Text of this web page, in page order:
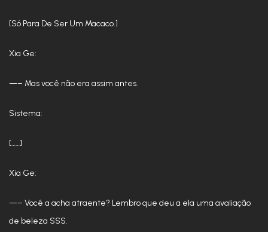
[Só Para De Ser Um Macaco.]
Xia Ge:
—– Mas você não era assim antes.
Sistema:
[……]
Xia Ge:
—– Você a acha atraente? Lembro que deu a ela uma avaliação
de beleza SSS.